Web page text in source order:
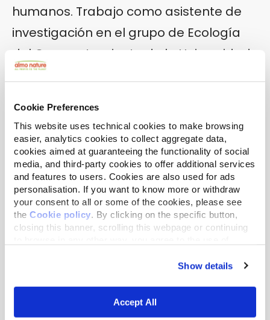
Cookie Preferences
This website uses technical cookies to make browsing
easier, analytics cookies to collect aggregate data,
cookies aimed at guaranteeing the functionality of social
media, and third-party cookies to offer additional services
and features to users. Cookies are also used for ads
personalisation. If you want to know more or withdraw
your consent to all or some of the cookies, please see
the Cookie policy . By clicking on the specific button,
closing this banner, scrolling this webpage or continuing
Show details
Accept All
humanos. Trabajo como asistente de
investigación en el grupo de Ecología
del Comportamiento de la Universidad
de Wageningen (WUR), donde participo
comportamiento y bienestar de los
animales de compañía. Además, estoy
realizando mi propio doctorado sobre
la cognición social de los perros. En mi
tiempo libre, ofrezco clases para
cachorros a otros dueños de perros y
disfruto pasar tiempo con mi propio
perro.